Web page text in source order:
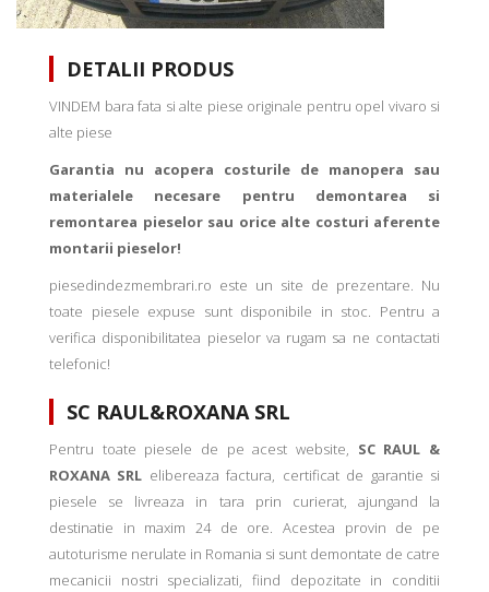
DETALII PRODUS
VINDEM bara fata si alte piese originale pentru opel vivaro si
alte piese
Garantia nu acopera costurile de manopera sau
materialele necesare pentru demontarea si
remontarea pieselor sau orice alte costuri aferente
montarii pieselor!
piesedindezmembrari.ro este un site de prezentare. Nu
toate piesele expuse sunt disponibile in stoc. Pentru a
verifica disponibilitatea pieselor va rugam sa ne contactati
telefonic!
SC RAUL&ROXANA SRL
Pentru toate piesele de pe acest website, SC RAUL &
ROXANA SRL elibereaza factura, certificat de garantie si
piesele se livreaza in tara prin curierat, ajungand la
destinatie in maxim 24 de ore. Acestea provin de pe
autoturisme nerulate in Romania si sunt demontate de catre
mecanicii nostri specializati, fiind depozitate in conditii